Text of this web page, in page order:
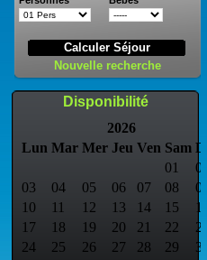
Calculer Séjour
Nouvelle recherche
Disponibilité